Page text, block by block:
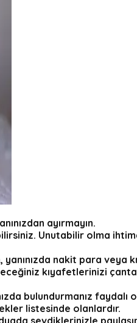
ayırmayın.
Unutabilir olma
nakit para veya
kıyafetlerinizi
bulundurmanız faydalı
listesinde olanlardır.
sevdiklerinizle